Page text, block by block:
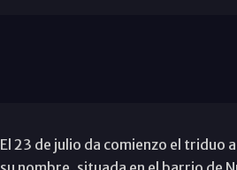
El 23 de julio da comienzo el triduo